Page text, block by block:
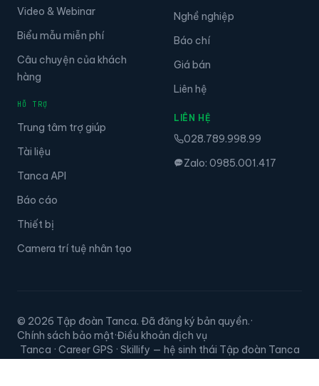
Video & Webinar
Biểu mẫu miễn phí
Câu chuyện của khách
hàng
HỖ TRỢ
Trung tâm trợ giúp
Tài liệu
Tanca API
Báo cáo
Thiết bị
Camera trí tuệ nhân tạo
Nghề nghiệp
Báo chí
Giá bán
Liên hệ
LIÊN HỆ
028.789.998.99
Zalo: 0985.001.417
© 2026 Tập đoàn Tanca. Đã đăng ký bản quyền.·
Chính sách bảo mật·Điều khoản dịch vụ
Tanca · Career GPS · Skillify — hệ sinh thái Tập đoàn Tanca